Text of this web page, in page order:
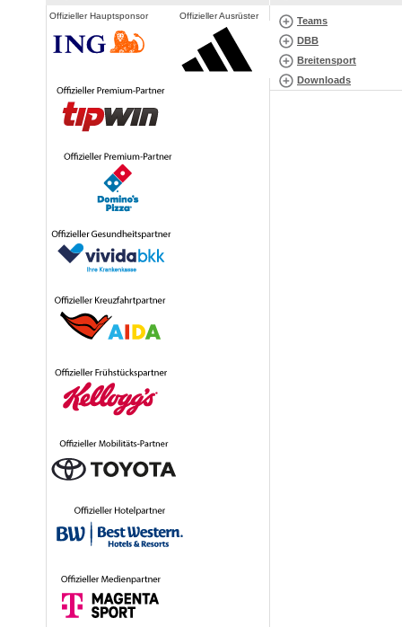
Offizieller Hauptsponsor Offizieller Ausrüster
Teams
DBB
Breitensport
Downloads